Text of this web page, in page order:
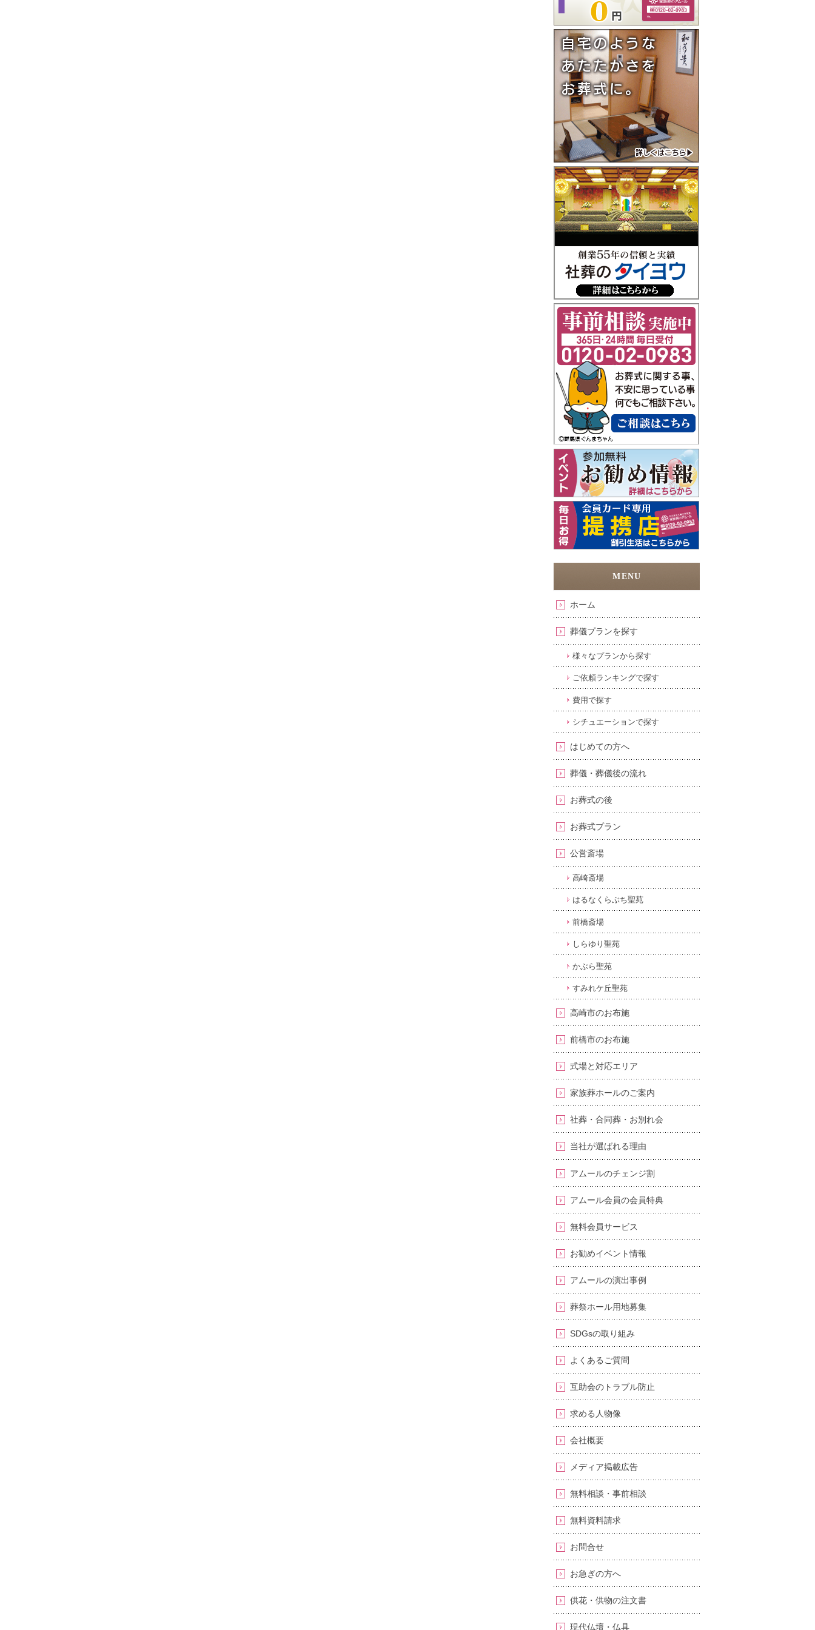
ホーム
葬儀プランを探す
様々なプランから探す
ご依頼ランキングで探す
費用で探す
シチュエーションで探す
はじめての方へ
葬儀・葬儀後の流れ
お葬式の後
お葬式プラン
公営斎場
高崎斎場
はるなくらぶち聖苑
前橋斎場
しらゆり聖苑
かぶら聖苑
すみれケ丘聖苑
高崎市のお布施
前橋市のお布施
式場と対応エリア
家族葬ホールのご案内
社葬・合同葬・お別れ会
当社が選ばれる理由
アムールのチェンジ割
アムール会員の会員特典
無料会員サービス
お勧めイベント情報
アムールの演出事例
葬祭ホール用地募集
SDGsの取り組み
よくあるご質問
互助会のトラブル防止
求める人物像
会社概要
メディア掲載広告
無料相談・事前相談
無料資料請求
お問合せ
お急ぎの方へ
供花・供物の注文書
現代仏壇・仏具